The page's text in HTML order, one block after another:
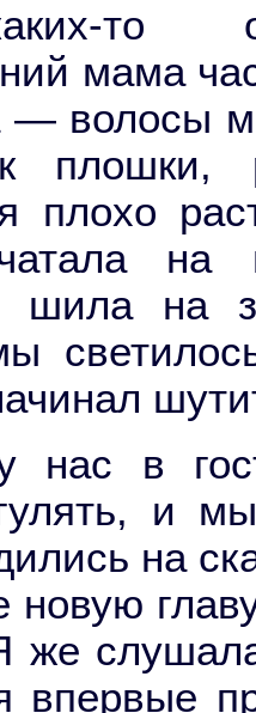
то
мама
— волосы
плошки,
плохо
на
шила на
нас в
и
на
новую
же
впервые